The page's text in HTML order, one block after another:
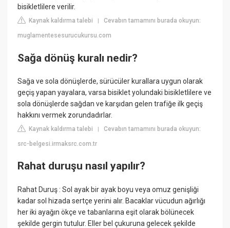
bisikletlilere verilir.
Kaynak kaldırma talebi |Cevabın tamamını burada okuyun:
muglamentesesurucukursu.com
Sağa dönüş kuralı nedir?
Sağa ve sola dönüşlerde, sürücüler kurallara uygun olarak
geçiş yapan yayalara, varsa bisiklet yolundaki bisikletlilere ve
sola dönüşlerde sağdan ve karşıdan gelen trafiğe ilk geçiş
hakkını vermek zorundadırlar.
Kaynak kaldırma talebi |Cevabın tamamını burada okuyun:
src-belgesi.irmaksrc.com.tr
Rahat duruşu nasıl yapılır?
Rahat Duruş : Sol ayak bir ayak boyu veya omuz genişliği
kadar sol hizada sertçe yerini alır. Bacaklar vücudun ağırlığı
her iki ayağın ökçe ve tabanlarına eşit olarak bölünecek
şekilde gergin tutulur. Eller bel çukuruna gelecek şekilde